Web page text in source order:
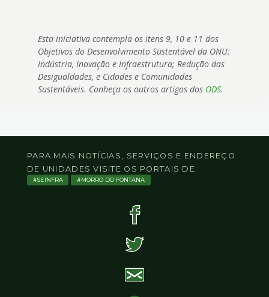
Esta iniciativa contempla os itens 9, 10 e 11 dos
Objetivos do Desenvolvimento Sustentável da ONU:
Indústria, Inovação e Infraestrutura; Redução das
Desigualdades, e Cidades e Comunidades
Sustentáveis. Conheça os outros artigos dos ODS.
PARA MAIS NOTÍCIAS, SERVIÇOS E ENDEREÇO
DE UNIDADES VISITE OS PORTAIS DE:
SEINFRA MORRO DO FONTANA